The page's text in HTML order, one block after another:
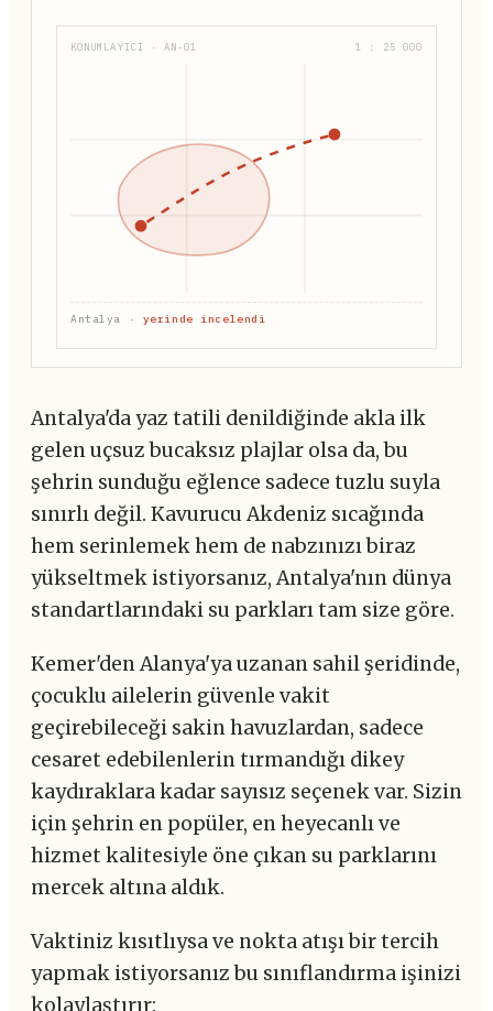
KONUMLAYICI · AN-01 1 : 25 000
Antalya · yerinde incelendi
Antalya'da yaz tatili denildiğinde akla ilk
gelen uçsuz bucaksız plajlar olsa da, bu
şehrin sunduğu eğlence sadece tuzlu suyla
sınırlı değil. Kavurucu Akdeniz sıcağında
hem serinlemek hem de nabzınızı biraz
yükseltmek istiyorsanız, Antalya'nın dünya
standartlarındaki su parkları tam size göre.
Kemer'den Alanya'ya uzanan sahil şeridinde,
çocuklu ailelerin güvenle vakit
geçirebileceği sakin havuzlardan, sadece
cesaret edebilenlerin tırmandığı dikey
kaydıraklara kadar sayısız seçenek var. Sizin
için şehrin en popüler, en heyecanlı ve
hizmet kalitesiyle öne çıkan su parklarını
mercek altına aldık.
Vaktiniz kısıtlıysa ve nokta atışı bir tercih
yapmak istiyorsanız bu sınıflandırma işinizi
kolaylaştırır: